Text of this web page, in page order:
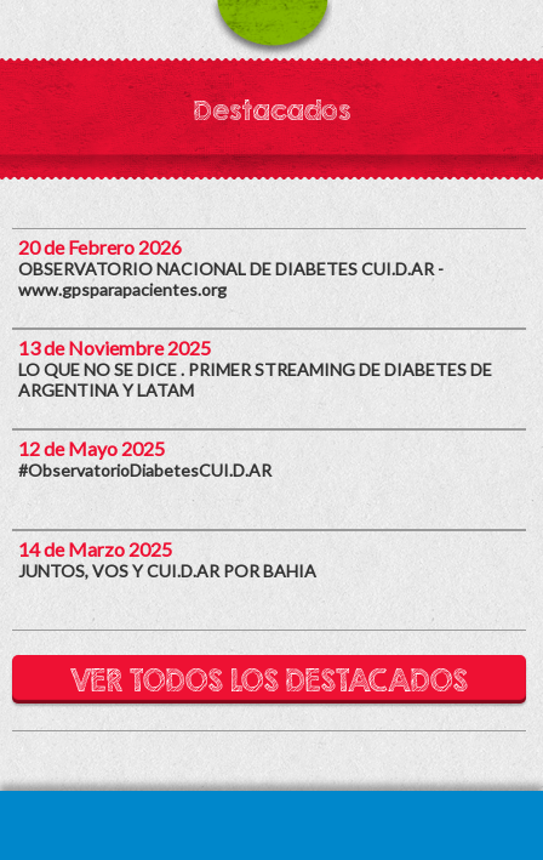
Destacados
20 de Febrero 2026
OBSERVATORIO NACIONAL DE DIABETES CUI.D.AR -
www.gpsparapacientes.org
13 de Noviembre 2025
LO QUE NO SE DICE . PRIMER STREAMING DE DIABETES DE
ARGENTINA Y LATAM
12 de Mayo 2025
#ObservatorioDiabetesCUI.D.AR
14 de Marzo 2025
JUNTOS, VOS Y CUI.D.AR POR BAHIA
VER TODOS LOS DESTACADOS